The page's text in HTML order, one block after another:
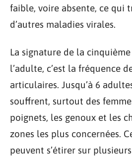
faible, voire absente, ce qui
d’autres maladies virales.
La signature de la
l’adulte, c’est la fréquence
articulaires. Jusqu’à 6
souffrent, surtout des
poignets, les genoux et les
zones les plus concernées.
peuvent s’étirer sur